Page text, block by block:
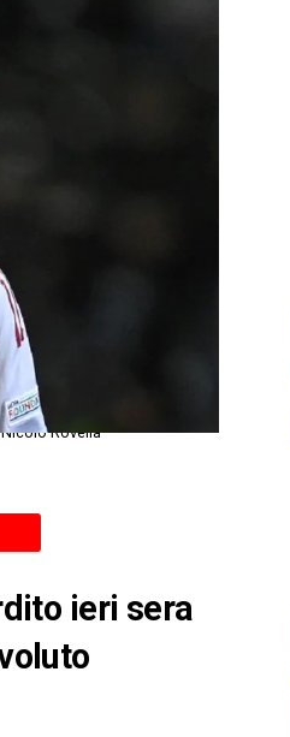
Rovella
ieri sera